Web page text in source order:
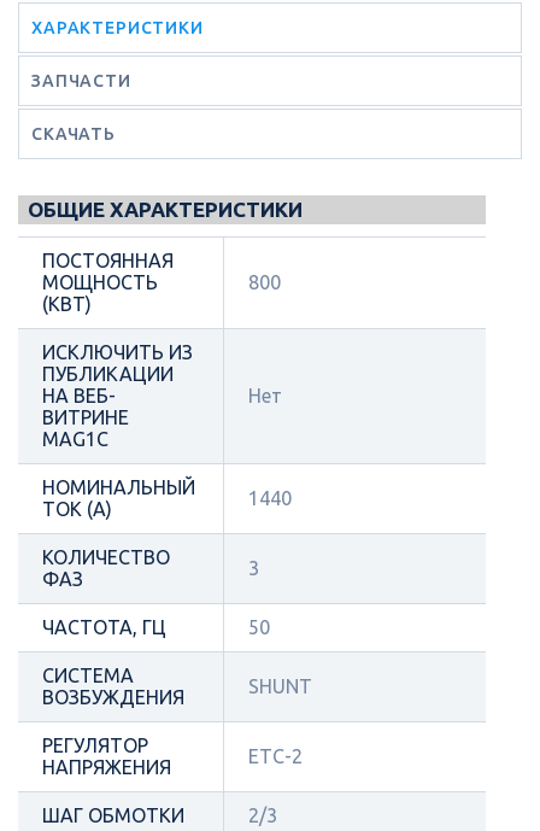
ХАРАКТЕРИСТИКИ
ЗАПЧАСТИ
СКАЧАТЬ
ОБЩИЕ ХАРАКТЕРИСТИКИ
ПОСТОЯННАЯ
МОЩНОСТЬ
(КВТ)
800
ИСКЛЮЧИТЬ ИЗ
ПУБЛИКАЦИИ
НА ВЕБ-
ВИТРИНЕ
MAG1C
Нет
НОМИНАЛЬНЫЙ
ТОК (А)
1440
КОЛИЧЕСТВО
ФАЗ
3
ЧАСТОТА, ГЦ 50
СИСТЕМА
ВОЗБУЖДЕНИЯ
SHUNT
РЕГУЛЯТОР
НАПРЯЖЕНИЯ
ETC-2
ШАГ ОБМОТКИ 2/3